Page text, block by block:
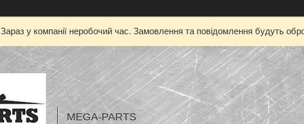
Зараз у компанії неробочий час. Замовлення та повідомлення будуть
MEGA-PARTS